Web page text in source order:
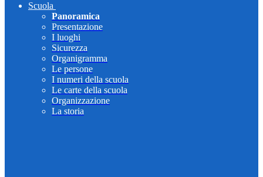
Scuola
Panoramica
Presentazione
I luoghi
Sicurezza
Organigramma
Le persone
I numeri della scuola
Le carte della scuola
Organizzazione
La storia